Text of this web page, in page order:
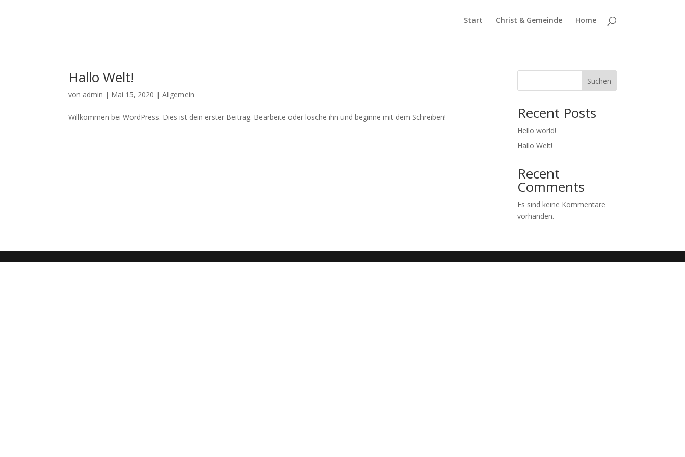
Start Christ & Gemeinde Home
Hallo Welt!
von admin | Mai 15, 2020 |Allgemein
Willkommen bei WordPress. Dies ist dein erster Beitrag. Bearbeite oder lösche ihn und beginne mit dem Schreiben!
Suchen
Recent Posts
Hello world!
Hallo Welt!
Recent
Comments
Es sind keine Kommentare
vorhanden.